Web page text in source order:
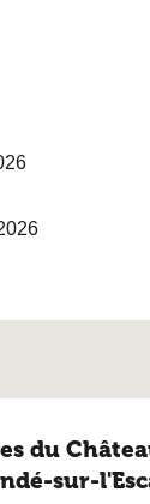
du
sur-